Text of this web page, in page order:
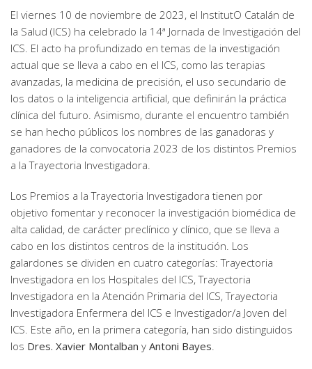
El viernes 10 de noviembre de 2023, el InstitutO Catalán de
la Salud (ICS) ha celebrado la 14ª Jornada de Investigación del
ICS. El acto ha profundizado en temas de la investigación
actual que se lleva a cabo en el ICS, como las terapias
avanzadas, la medicina de precisión, el uso secundario de
los datos o la inteligencia artificial, que definirán la práctica
clínica del futuro. Asimismo, durante el encuentro también
se han hecho públicos los nombres de las ganadoras y
ganadores de la convocatoria 2023 de los distintos Premios
a la Trayectoria Investigadora.
Los Premios a la Trayectoria Investigadora tienen por
objetivo fomentar y reconocer la investigación biomédica de
alta calidad, de carácter preclínico y clínico, que se lleva a
cabo en los distintos centros de la institución. Los
galardones se dividen en cuatro categorías: Trayectoria
Investigadora en los Hospitales del ICS, Trayectoria
Investigadora en la Atención Primaria del ICS, Trayectoria
Investigadora Enfermera del ICS e Investigador/a Joven del
ICS. Este año, en la primera categoría, han sido distinguidos
los Dres. Xavier Montalban y Antoni Bayes.